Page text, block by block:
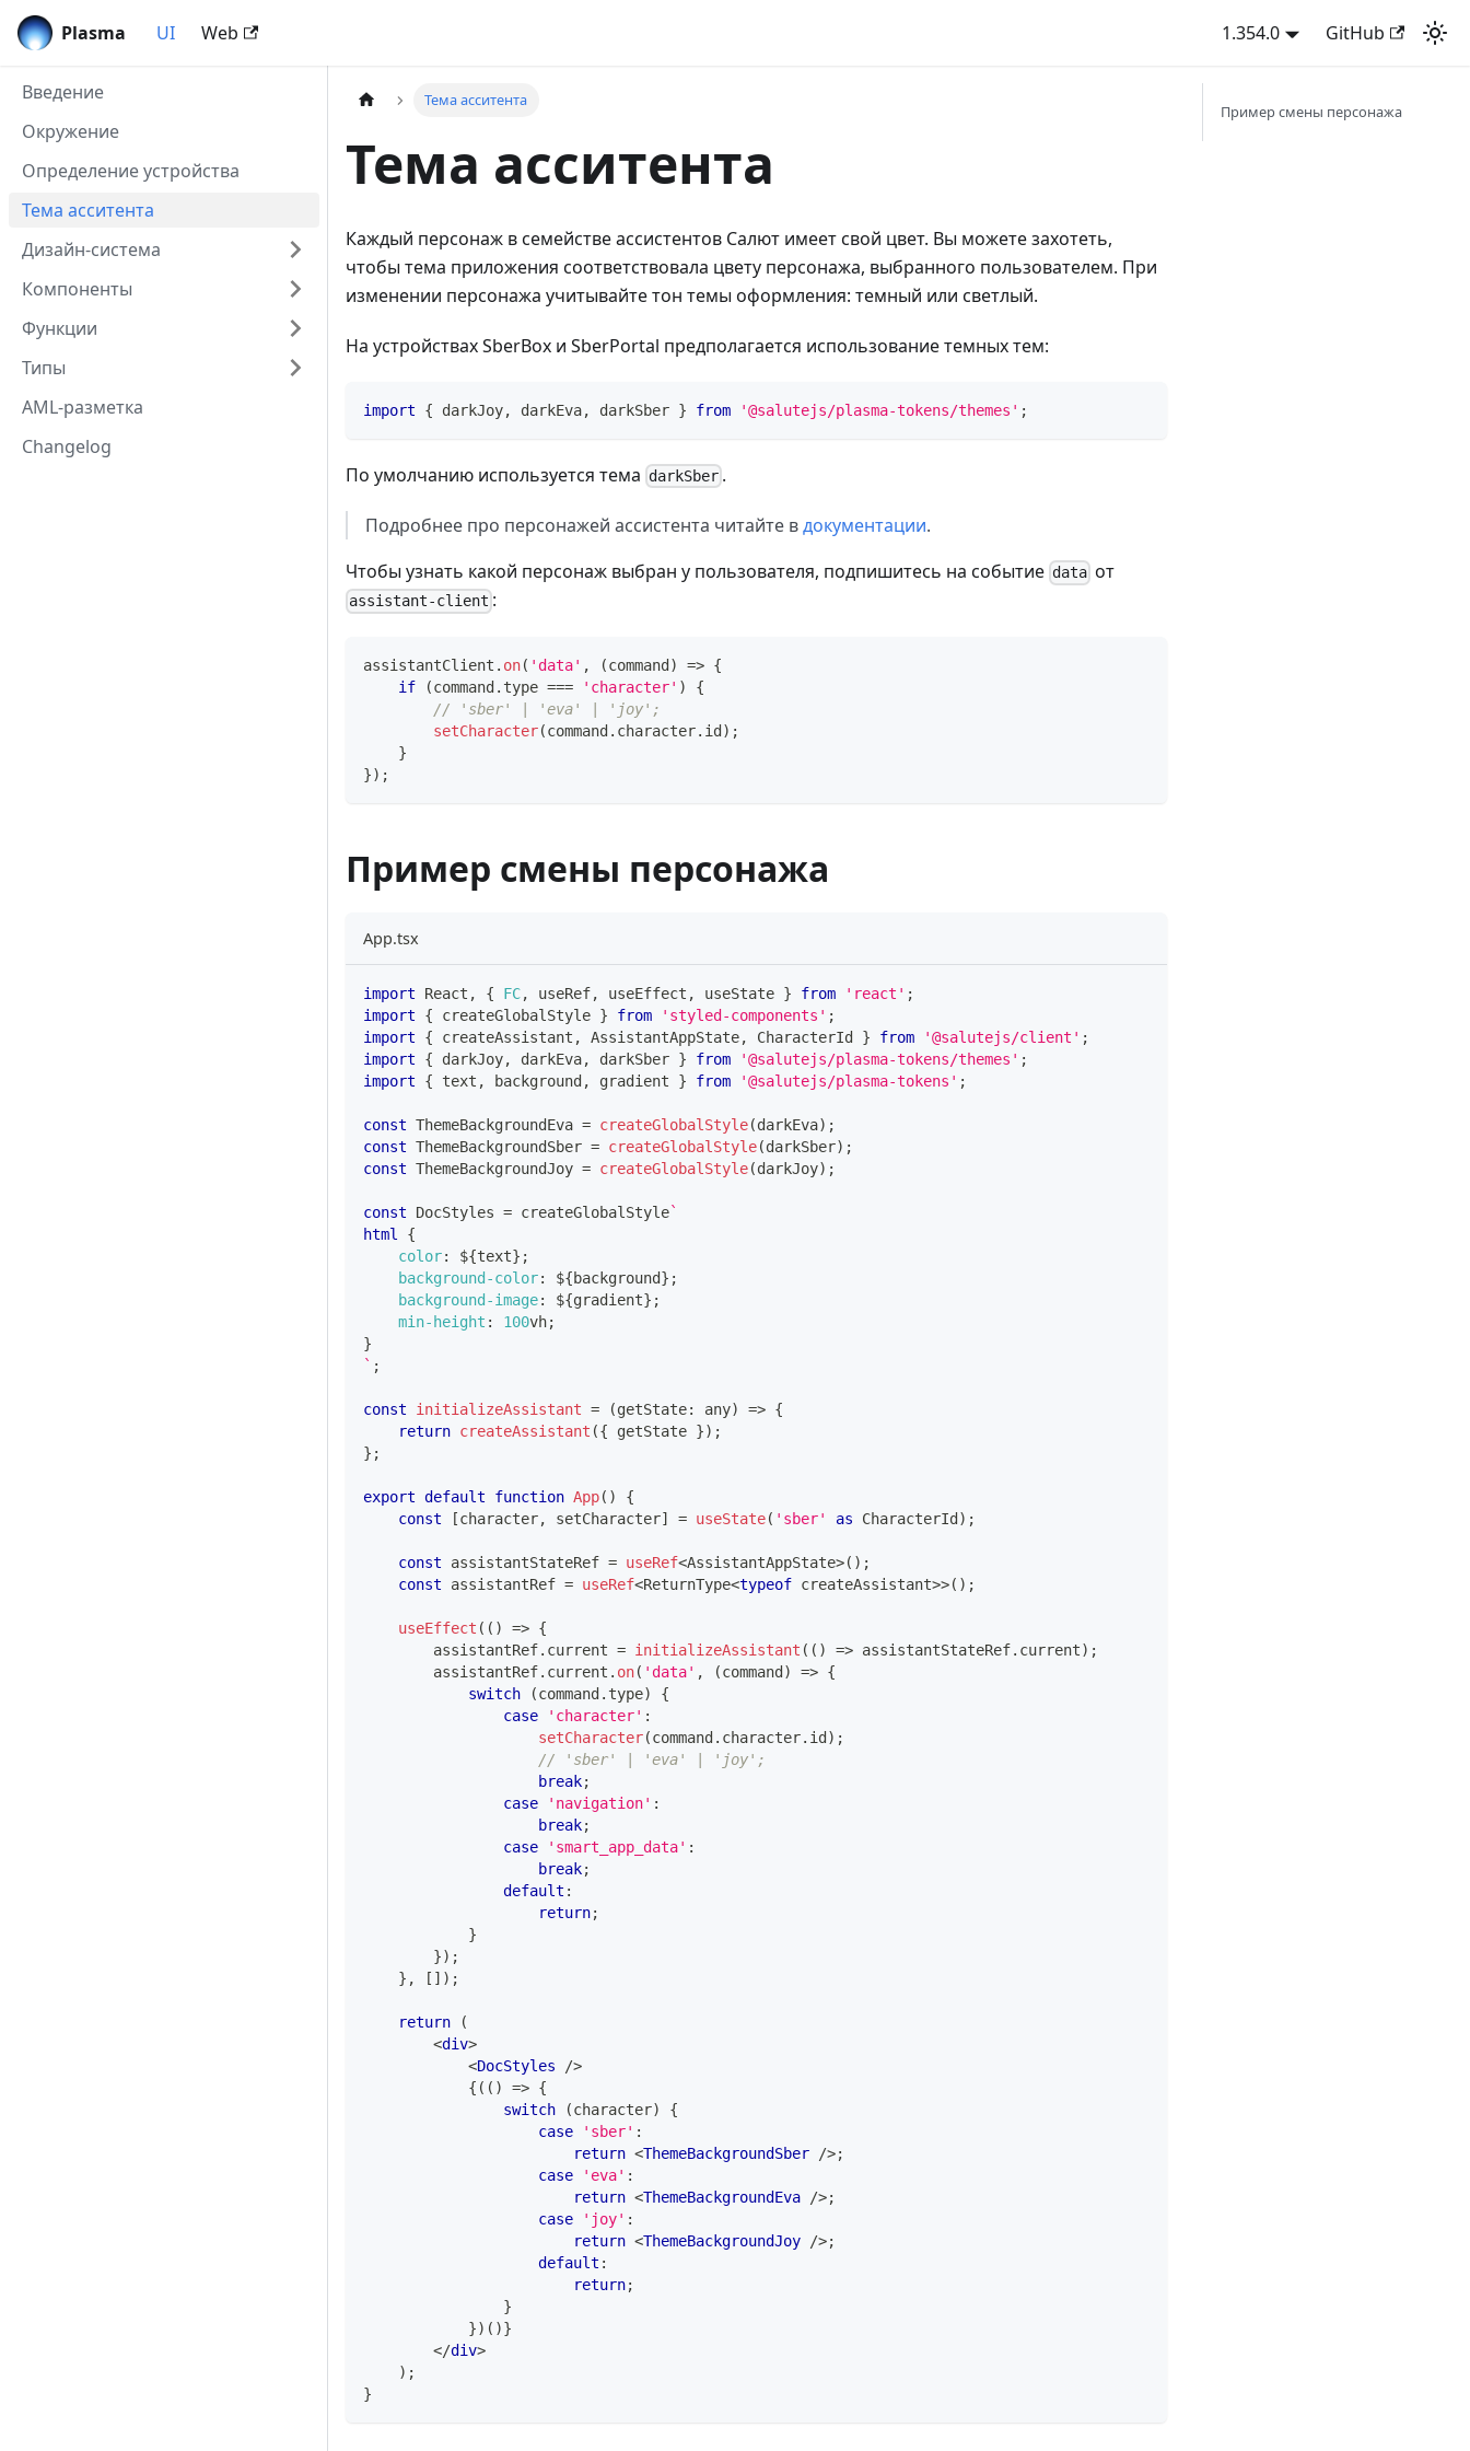
Plasma UI Web 1.354.0 GitHub
Введение
Окружение
Определение устройства
Тема асситента
Дизайн-система
Компоненты
Функции
Типы
AML-разметка
Changelog
Тема асситента
Тема асситента
Каждый персонаж в семействе ассистентов Салют имеет свой цвет. Вы можете захотеть,
чтобы тема приложения соответствовала цвету персонажа, выбранного пользователем. При
изменении персонажа учитывайте тон темы оформления: темный или светлый.
На устройствах SberBox и SberPortal предполагается использование темных тем:
import { darkJoy, darkEva, darkSber } from '@salutejs/plasma-tokens/themes' ;
По умолчанию используется тема darkSber .
Подробнее про персонажей ассистента читайте вдокументации.
Чтобы узнать какой персонаж выбран у пользователя, подпишитесь на событие data от
assistant-client :
assistantClient . on( 'data' , (command ) => {
if
(command . type === 'character' )
{
// 'sber' | 'eva' | 'joy';
setCharacter(command . character. id ) ;
}
}) ;
Пример смены персонажа
App.tsx
import React , { FC, useRef, useEffect , useState } from 'react' ;
import
{ createGlobalStyle } from 'styled-components' ;
import
{ createAssistant , AssistantAppState, CharacterId } from '@salutejs/client' ;
import
{ darkJoy, darkEva, darkSber } from '@salutejs/plasma-tokens/themes' ;
import
{ text , background , gradient } from '@salutejs/plasma-tokens' ;
const ThemeBackgroundEva = createGlobalStyle(darkEva) ;
const ThemeBackgroundSber = createGlobalStyle(darkSber) ;
const ThemeBackgroundJoy = createGlobalStyle(darkJoy) ;
const DocStyles = createGlobalStyle`
html
{
color: ${text} ;
background-color: ${background} ;
background-image: ${gradient} ;
min-height : 100vh;
}
` ;
const initializeAssistant = (getState: any) => {
return createAssistant ({ getState }) ;
} ;
export default function App( )
{
const
[character, setCharacter] = useState( 'sber' as CharacterId ) ;
const assistantStateRef = useRef<AssistantAppState>( ) ;
const assistantRef = useRef<ReturnType<typeof createAssistant>>( ) ;
useEffect ( ( ) => {
        assistantRef
. current = initializeAssistant ( ( ) => assistantStateRef. current) ;
        assistantRef
. current . on( 'data' , (command ) => {
switch
(command . type)
{
case
'character' :
setCharacter(command . character. id ) ;
// 'sber' | 'eva' | 'joy';
break;
case
'navigation' :
break;
case
'smart_app_data' :
break;
default :
return;
}
}) ;
} , [ ] ) ;
return
(
<div>
<DocStyles
/>
{ ( ( ) => {
switch
(character)
{
case
'sber' :
return <ThemeBackgroundSber />;
case
'eva' :
return <ThemeBackgroundEva />;
case
'joy' :
return <ThemeBackgroundJoy />;
default :
return;
}
}) ( )}
</div>
) ;
}
Пример смены персонажа